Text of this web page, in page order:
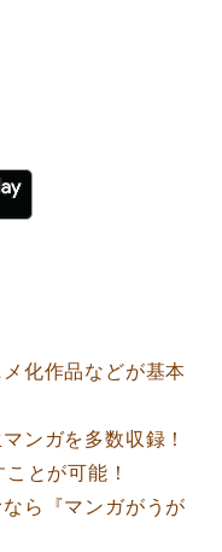
化作品などが基本
ンガを多数収録！
とが可能！
ら『マンガがうが